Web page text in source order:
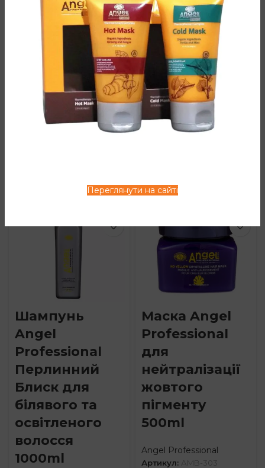
Переглянути на сайті
фарбованого
волосся 500ml
В наявності
грн
нейтралізації
жовтого
пігменту
250ml, 500ml,
1000ml
Angel Professional
Артикул:
Шампунь
Angel
Professional
Перлинний
Блиск для
білявого та
освітленого
волосся
1000ml
Маска Angel
Professional
для
нейтралізації
жовтого
пігменту
500ml
Angel Professional
Артикул: AMB-303